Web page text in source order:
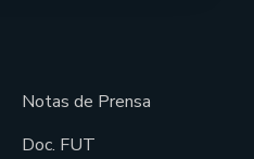
Notas de Prensa
Doc. FUT